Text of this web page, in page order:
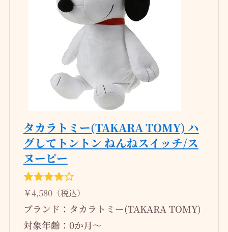
タカラトミー(TAKARA TOMY) ハ
グしてトントン ねんねスイッチ/ス
ヌーピー
￥4,580（税込）
ブランド：タカラトミー(TAKARA TOMY)
対象年齢：0か月～